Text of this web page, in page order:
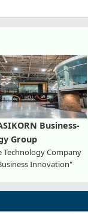
Business-
Group
Technology Company
Innovation"